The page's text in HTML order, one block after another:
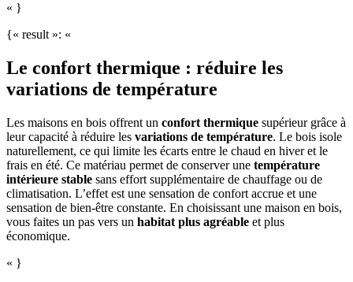
« }
{« result »: «
Le confort thermique : réduire les
variations de température
Les maisons en bois offrent un confort thermique supérieur grâce à
leur capacité à réduire les variations de température. Le bois isole
naturellement, ce qui limite les écarts entre le chaud en hiver et le
frais en été. Ce matériau permet de conserver une température
intérieure stable sans effort supplémentaire de chauffage ou de
climatisation. L’effet est une sensation de confort accrue et une
sensation de bien-être constante. En choisissant une maison en bois,
vous faites un pas vers un habitat plus agréable et plus
économique.
« }